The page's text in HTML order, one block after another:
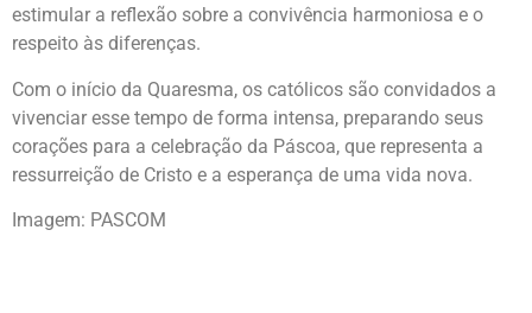
estimular a reflexão sobre a convivência harmoniosa e o
respeito às diferenças.
Com o início da Quaresma, os católicos são convidados a
vivenciar esse tempo de forma intensa, preparando seus
corações para a celebração da Páscoa, que representa a
ressurreição de Cristo e a esperança de uma vida nova.
Imagem: PASCOM